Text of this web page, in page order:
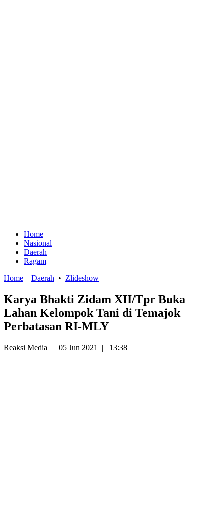
Home
Nasional
Daerah
Ragam
Home
Daerah • Zlideshow
Karya Bhakti Zidam XII/Tpr Buka
Lahan Kelompok Tani di Temajok
Perbatasan RI-MLY
Reaksi Media | 05 Jun 2021 | 13:38